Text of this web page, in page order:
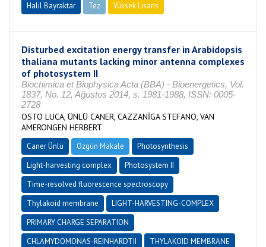
Halil Bayraktar Tez Yüksek Lisans
Disturbed excitation energy transfer in Arabidopsis
thaliana mutants lacking minor antenna complexes
of photosystem II
Biochimica et Biophysica Acta (BBA) - Bioenergetics, Vol.
1837, No. 12, Ağustos 2014, s. 1981-1988, ISSN: 0005-
2728
OSTO LUCA, ÜNLÜ CANER, CAZZANİGA STEFANO, VAN
AMERONGEN HERBERT
Caner Ünlü Özgün Makale
Photosynthesis
Light-harvesting complex
Photosystem II
Time-resolved fluorescence spectroscopy
Thylakoid membrane
LIGHT-HARVESTING-COMPLEX
PRIMARY CHARGE SEPARATION
CHLAMYDOMONAS-REINHARDTII
THYLAKOID MEMBRANE